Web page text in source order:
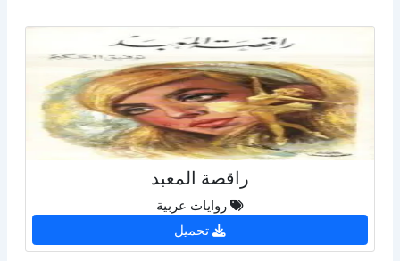
راقصة المعبد
روايات عربية
تحميل